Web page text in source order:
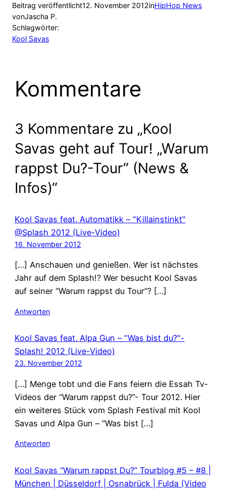
Beitrag veröffentlicht12. November 2012inHipHop News
vonJascha P.
Schlagwörter:
Kool Savas
Kommentare
3 Kommentare zu „Kool
Savas geht auf Tour! „Warum
rappst Du?-Tour“ (News &
Infos)“
Kool Savas feat. Automatikk – "Killainstinkt"
@Splash 2012 (Live-Video)
16. November 2012
[…] Anschauen und genießen. Wer ist nächstes
Jahr auf dem Splash!? Wer besucht Kool Savas
auf seiner “Warum rappst du Tour“? […]
Antworten
Kool Savas feat. Alpa Gun – "Was bist du?"-
Splash! 2012 (Live-Video)
23. November 2012
[…] Menge tobt und die Fans feiern die Essah Tv-
Videos der “Warum rappst du?”- Tour 2012. Hier
ein weiteres Stück vom Splash Festival mit Kool
Savas und Alpa Gun – “Was bist […]
Antworten
Kool Savas “Warum rappst Du?” Tourblog #5 – #8 |
München | Düsseldorf | Osnabrück | Fulda (Video